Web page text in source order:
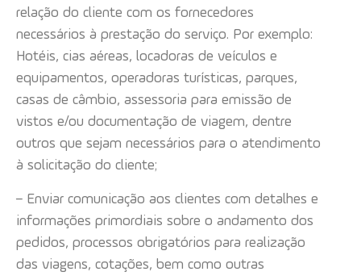
relação do cliente com os fornecedores
necessários à prestação do serviço. Por exemplo:
Hotéis, cias aéreas, locadoras de veículos e
equipamentos, operadoras turísticas, parques,
casas de câmbio, assessoria para emissão de
vistos e/ou documentação de viagem, dentre
outros que sejam necessários para o atendimento
à solicitação do cliente;
– Enviar comunicação aos clientes com detalhes e
informações primordiais sobre o andamento dos
pedidos, processos obrigatórios para realização
das viagens, cotações, bem como outras